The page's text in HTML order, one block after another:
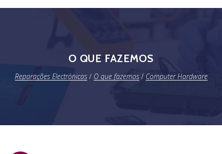
O QUE FAZEMOS
Reparações Electrónicas/ O que fazemos/ Computer Hardware